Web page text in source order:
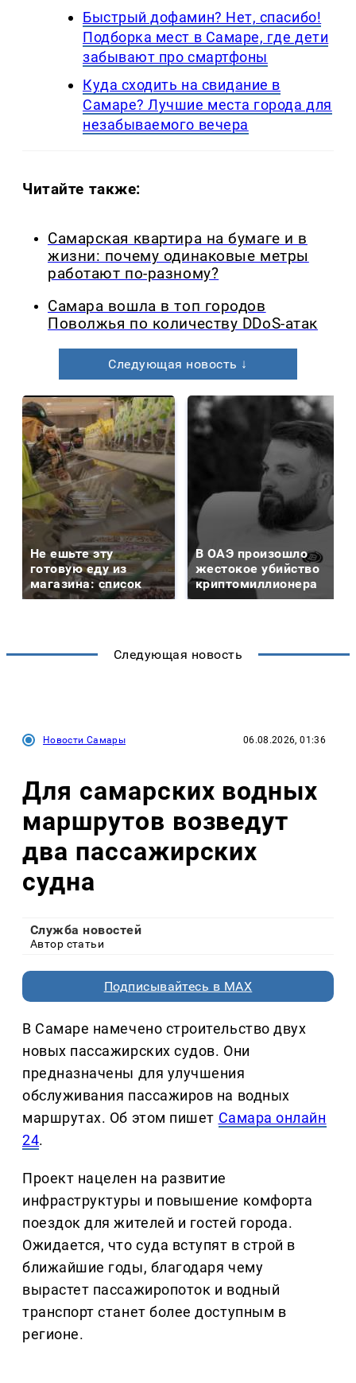
Быстрый дофамин? Нет, спасибо!
Подборка мест в Самаре, где дети
забывают про смартфоны
Куда сходить на свидание в
Самаре? Лучшие места города для
незабываемого вечера
Читайте также:
Самарская квартира на бумаге и в
жизни: почему одинаковые метры
работают по-разному?
Самара вошла в топ городов
Поволжья по количеству DDoS-атак
Следующая новость ↓
Не ешьте эту
готовую еду из
магазина: список
В ОАЭ произошло
жестокое убийство
криптомиллионера
Следующая новость
Новости Самары 06.08.2026, 01:36
Для самарских водных
маршрутов возведут
два пассажирских
судна
Служба новостей
Автор статьи
Подписывайтесь в MAX
В Самаре намечено строительство двух
новых пассажирских судов. Они
предназначены для улучшения
обслуживания пассажиров на водных
маршрутах. Об этом пишет Самара онлайн
24.
Проект нацелен на развитие
инфраструктуры и повышение комфорта
поездок для жителей и гостей города.
Ожидается, что суда вступят в строй в
ближайшие годы, благодаря чему
вырастет пассажиропоток и водный
транспорт станет более доступным в
регионе.